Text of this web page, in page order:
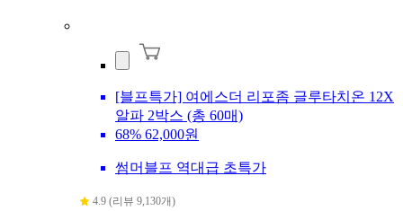
[블프특가] 여에스더 리포좀 글루타치온 12X
알파 2박스 (총 60매)
68% 62,000원
썸머블프 역대급 초특가
4.9 (리뷰 9,130개)